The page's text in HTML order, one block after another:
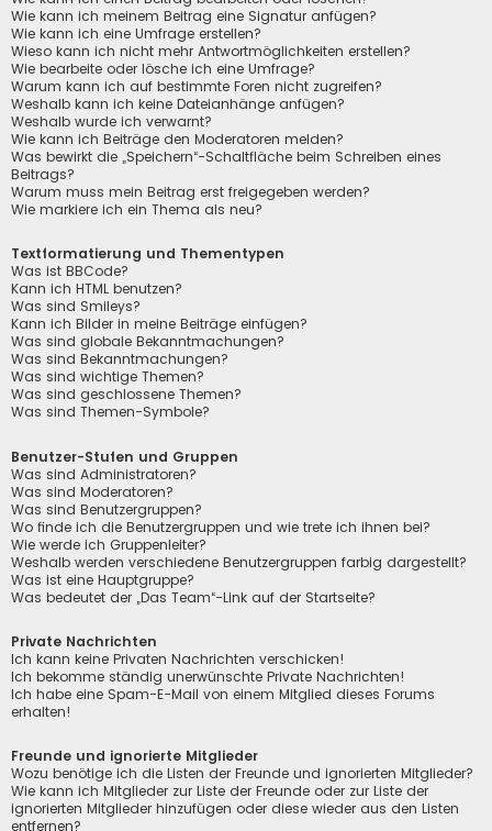
Wie kann ich meinem Beitrag eine Signatur anfügen?
Wie kann ich eine Umfrage erstellen?
Wieso kann ich nicht mehr Antwortmöglichkeiten erstellen?
Wie bearbeite oder lösche ich eine Umfrage?
Warum kann ich auf bestimmte Foren nicht zugreifen?
Weshalb kann ich keine Dateianhänge anfügen?
Weshalb wurde ich verwarnt?
Wie kann ich Beiträge den Moderatoren melden?
Was bewirkt die „Speichern“-Schaltfläche beim Schreiben eines
Beitrags?
Warum muss mein Beitrag erst freigegeben werden?
Wie markiere ich ein Thema als neu?
Textformatierung und Thementypen
Was ist BBCode?
Kann ich HTML benutzen?
Was sind Smileys?
Kann ich Bilder in meine Beiträge einfügen?
Was sind globale Bekanntmachungen?
Was sind Bekanntmachungen?
Was sind wichtige Themen?
Was sind geschlossene Themen?
Was sind Themen-Symbole?
Benutzer-Stufen und Gruppen
Was sind Administratoren?
Was sind Moderatoren?
Was sind Benutzergruppen?
Wo finde ich die Benutzergruppen und wie trete ich ihnen bei?
Wie werde ich Gruppenleiter?
Weshalb werden verschiedene Benutzergruppen farbig dargestellt?
Was ist eine Hauptgruppe?
Was bedeutet der „Das Team“-Link auf der Startseite?
Private Nachrichten
Ich kann keine Privaten Nachrichten verschicken!
Ich bekomme ständig unerwünschte Private Nachrichten!
Ich habe eine Spam-E-Mail von einem Mitglied dieses Forums
erhalten!
Freunde und ignorierte Mitglieder
Wozu benötige ich die Listen der Freunde und ignorierten Mitglieder?
Wie kann ich Mitglieder zur Liste der Freunde oder zur Liste der
ignorierten Mitglieder hinzufügen oder diese wieder aus den Listen
entfernen?